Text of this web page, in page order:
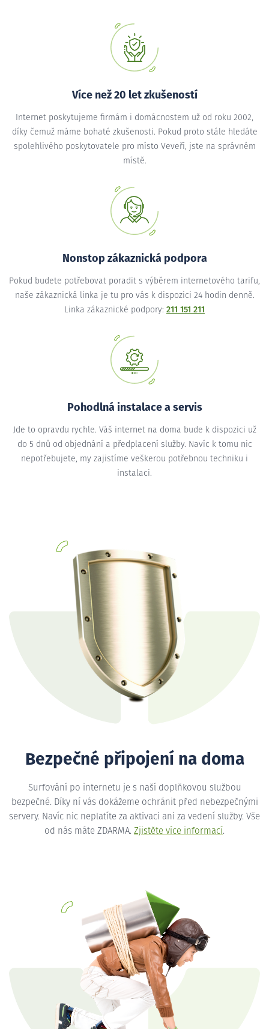
Více než 20 let zkušeností
Internet poskytujeme firmám i domácnostem už od roku 2002,
díky čemuž máme bohaté zkušenosti. Pokud proto stále hledáte
spolehlivého poskytovatele pro místo Veveří, jste na správném
místě.
Nonstop zákaznická podpora
Pokud budete potřebovat poradit s výběrem internetového tarifu,
naše zákaznická linka je tu pro vás k dispozici 24 hodin denně.
Linka zákaznické podpory: 211 151 211
Pohodlná instalace a servis
Jde to opravdu rychle. Váš internet na doma bude k dispozici už
do 5 dnů od objednání a předplacení služby. Navíc k tomu nic
nepotřebujete, my zajistíme veškerou potřebnou techniku i
instalaci.
Bezpečné připojení na doma
Surfování po internetu je s naší doplňkovou službou
bezpečné. Díky ní vás dokážeme ochránit před nebezpečnými
servery. Navíc nic neplatíte za aktivaci ani za vedení služby. Vše
od nás máte ZDARMA. Zjistěte více informací.